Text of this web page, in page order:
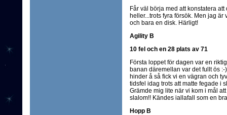
Får väl börja med att konstatera
heller...trots fyra försök. Men jag
och bara en disk. Härligt!
Agility B
10 fel och en 28 plats av 71
Första loppet för dagen var en
banan däremellan var det fullt ös
hinder å så fick vi en vägran och
tidsfel idag trots att matte fegade i
Grämde mig lite när vi kom i mål
slalom!! Kändes iallafall som en
Hopp B